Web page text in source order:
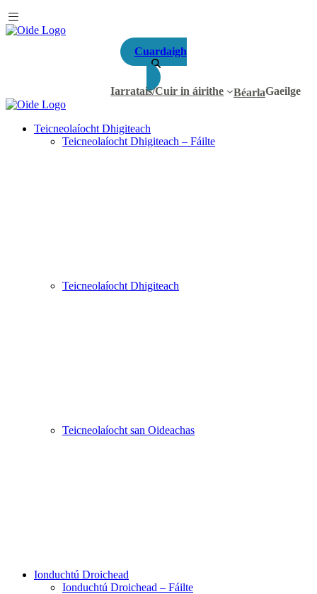
Cuardaigh
Iarratais/Cuir in áirithe BéarlaGaeilge
Teicneolaíocht Dhigiteach
Teicneolaíocht Dhigiteach – Fáilte
Teicneolaíocht Dhigiteach
Teicneolaíocht san Oideachas
Ionduchtú Droichead
Ionduchtú Droichead – Fáilte